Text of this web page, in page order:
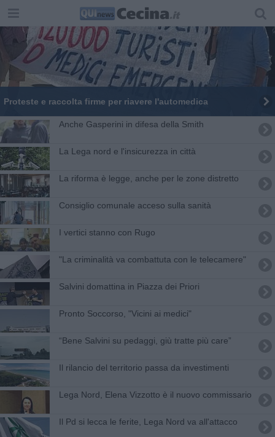
Proteste e raccolta firme per riavere l'automedica
Anche Gasperini in difesa della Smith
La Lega nord e l'insicurezza in città
La riforma è legge, anche per le zone distretto
Consiglio comunale acceso sulla sanità
I vertici stanno con Rugo
"La criminalità va combattuta con le telecamere"
Salvini domattina in Piazza dei Priori
Pronto Soccorso, "Vicini ai medici"
“Bene Salvini su pedaggi, giù tratte più care”
Il rilancio del territorio passa da investimenti
Lega Nord, Elena Vizzotto è il nuovo commissario
Il Pd si lecca le ferite, Lega Nord va all'attacco